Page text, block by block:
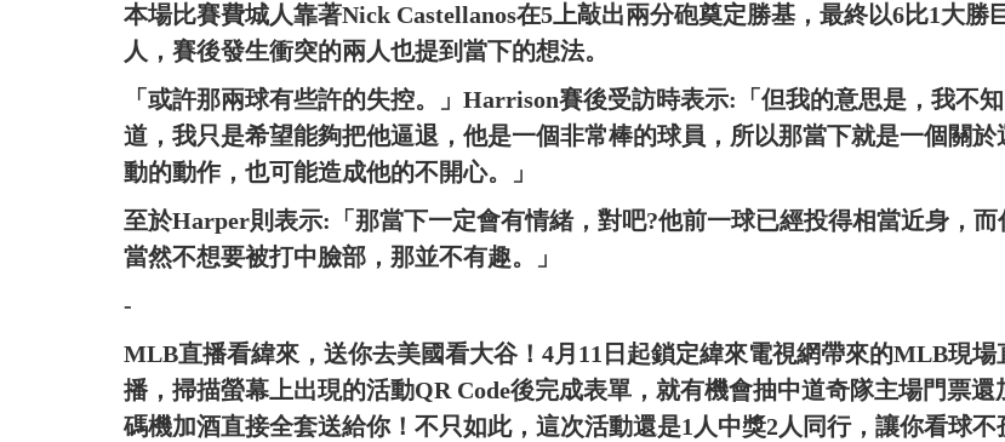
本場比賽費城人靠著Nick Castellanos在5上敲出兩分砲奠定勝基，最終以6比1大勝
人，賽後發生衝突的兩人也提到當下的想法。
「或許那兩球有些許的失控。」Harrison賽後受訪時表示:「但我的意思是，我不知
道，我只是希望能夠把他逼退，他是一個非常棒的球員，所以那當下就是一個關於
動的動作，也可能造成他的不開心。」
至於Harper則表示:「那當下一定會有情緒，對吧?他前一球已經投得相當近身，而
當然不想要被打中臉部，那並不有趣。」
-
MLB直播看緯來，送你去美國看大谷！4月11日起鎖定緯來電視網帶來的MLB現場
播，掃描螢幕上出現的活動QR Code後完成表單，就有機會抽中道奇隊主場門票還
碼機加酒直接全套送給你！不只如此，這次活動還是1人中獎2人同行，讓你看球不